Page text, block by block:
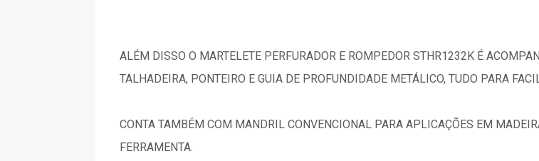
ALÉM DISSO O MARTELETE PERFURADOR E ROMPEDOR STHR1232K É
TALHADEIRA, PONTEIRO E GUIA DE PROFUNDIDADE METÁLICO, TUDO PARA
CONTA TAMBÉM COM MANDRIL CONVENCIONAL PARA APLICAÇÕES EM
FERRAMENTA.